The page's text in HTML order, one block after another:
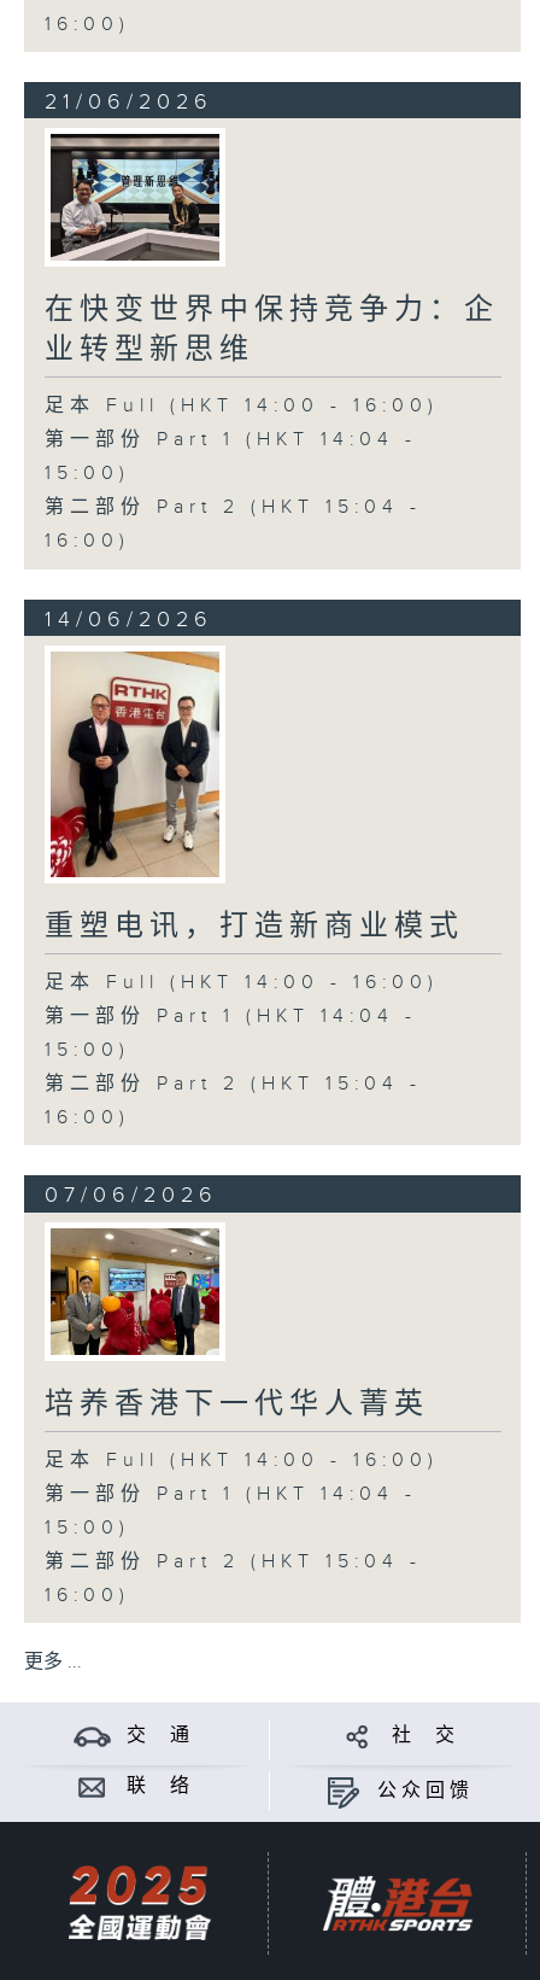
16:00)
21/06/2026
在快变世界中保持竞争力：企
业转型新思维
足本 Full (HKT 14:00 - 16:00)
第一部份 Part 1 (HKT 14:04 -
15:00)
第二部份 Part 2 (HKT 15:04 -
16:00)
14/06/2026
重塑电讯，打造新商业模式
足本 Full (HKT 14:00 - 16:00)
第一部份 Part 1 (HKT 14:04 -
15:00)
第二部份 Part 2 (HKT 15:04 -
16:00)
07/06/2026
培养香港下一代华人菁英
足本 Full (HKT 14:00 - 16:00)
第一部份 Part 1 (HKT 14:04 -
15:00)
第二部份 Part 2 (HKT 15:04 -
16:00)
更多 ...
交 通 社 交
联 络 公众回馈